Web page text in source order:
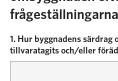
frågeställningarna
1. Hur byggnadens särdrag
tillvaratagits och/eller